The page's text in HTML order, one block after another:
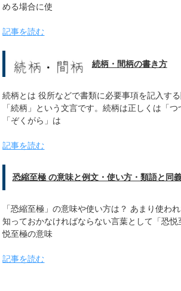
める場合に使
記事を読む
続柄・間柄の書き方
続柄とは 役所などで書類に必要事項を記入す
「続柄」という文言です。続柄は正しくは「つ
「ぞくがら」は
記事を読む
恐縮至極 の意味と例文・使い方・類語と同
「恐縮至極」の意味や使い方は？ あまり使わ
知っておかなければならない言葉として「恐
悦至極の意味
記事を読む